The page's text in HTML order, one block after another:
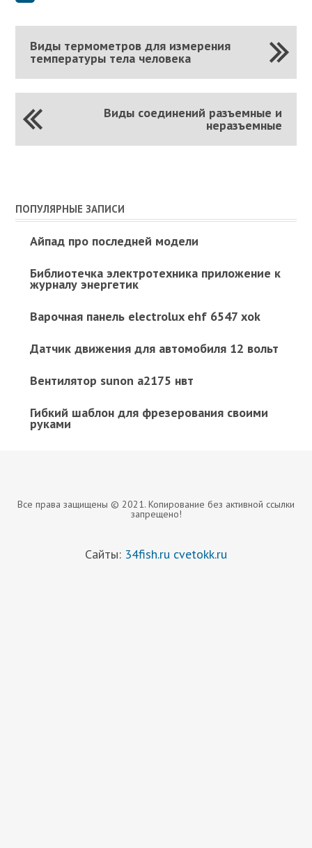
Виды термометров для измерения
температуры тела человека
Виды соединений разъемные и
неразъемные
ПОПУЛЯРНЫЕ ЗАПИСИ
Айпад про последней модели
Библиотечка электротехника приложение к
журналу энергетик
Варочная панель electrolux ehf 6547 xok
Датчик движения для автомобиля 12 вольт
Вентилятор sunon а2175 нвт
Гибкий шаблон для фрезерования своими
руками
Все права защищены © 2021. Копирование без активной ссылки
запрещено!
Сайты: 34fish.ru cvetokk.ru